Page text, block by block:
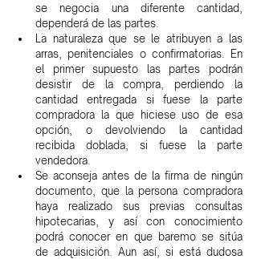
se negocia una diferente cantidad,
dependerá de las partes.
La naturaleza que se le atribuyen a las
arras, penitenciales o confirmatorias. En
el primer supuesto las partes podrán
desistir de la compra, perdiendo la
cantidad entregada si fuese la parte
compradora la que hiciese uso de esa
opción, o devolviendo la cantidad
recibida doblada, si fuese la parte
vendedora.
Se aconseja antes de la firma de ningún
documento, que la persona compradora
haya realizado sus previas consultas
hipotecarias, y así con conocimiento
podrá conocer en que baremo se sitúa
de adquisición. Aun así, si está dudosa